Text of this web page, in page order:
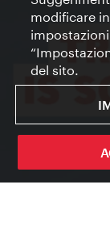
modificare
del sito.